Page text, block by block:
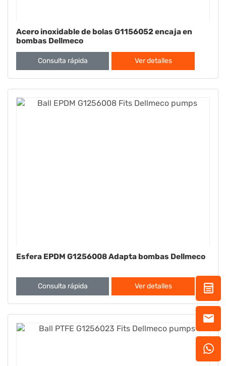
Acero inoxidable de bolas G1156052 encaja en
bombas Dellmeco
Consulta rápida Ver detalles
Esfera EPDM G1256008 Adapta bombas Dellmeco
Consulta rápida Ver detalles